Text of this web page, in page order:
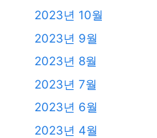
2023년 10월
2023년 9월
2023년 8월
2023년 7월
2023년 6월
2023년 4월